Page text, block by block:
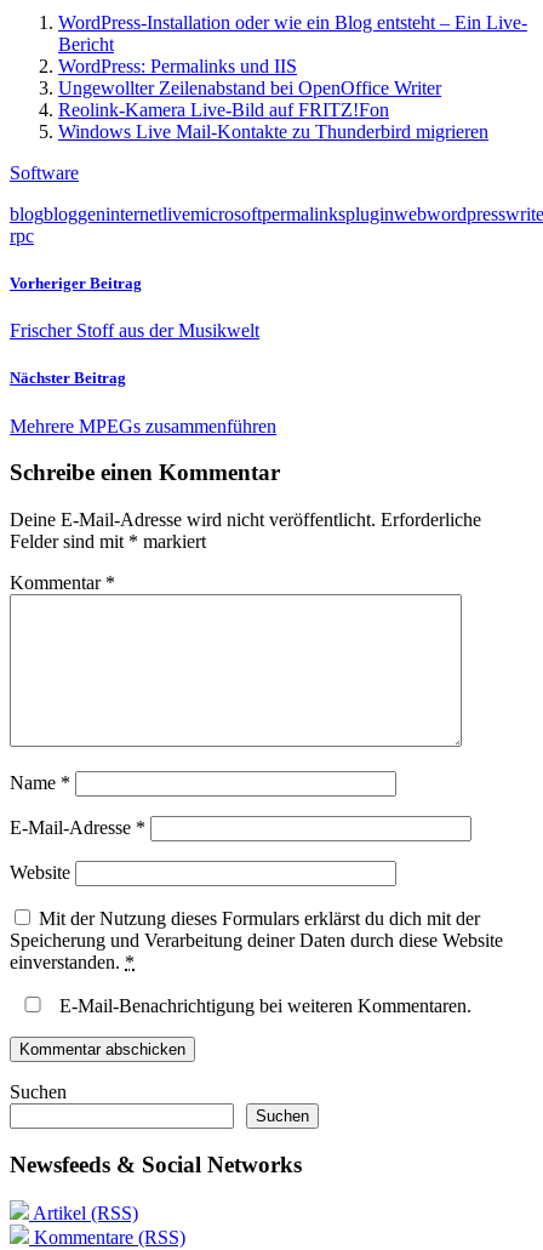
WordPress-Installation oder wie ein Blog entsteht – Ein Live-
Bericht
WordPress: Permalinks und IIS
Ungewollter Zeilenabstand bei OpenOffice Writer
Reolink-Kamera Live-Bild auf FRITZ!Fon
Windows Live Mail-Kontakte zu Thunderbird migrieren
Software
blogbloggeninternetlivemicrosoftpermalinkspluginwebwordpress
rpc
Vorheriger Beitrag
Frischer Stoff aus der Musikwelt
Nächster Beitrag
Mehrere MPEGs zusammenführen
Schreibe einen Kommentar
Deine E-Mail-Adresse wird nicht veröffentlicht. Erforderliche
Felder sind mit * markiert
Kommentar *
Name *
E-Mail-Adresse *
Website
Mit der Nutzung dieses Formulars erklärst du dich mit der
Speicherung und Verarbeitung deiner Daten durch diese Website
einverstanden. *
E-Mail-Benachrichtigung bei weiteren Kommentaren.
Suchen
Suchen
Newsfeeds & Social Networks
Artikel (RSS)
Kommentare (RSS)